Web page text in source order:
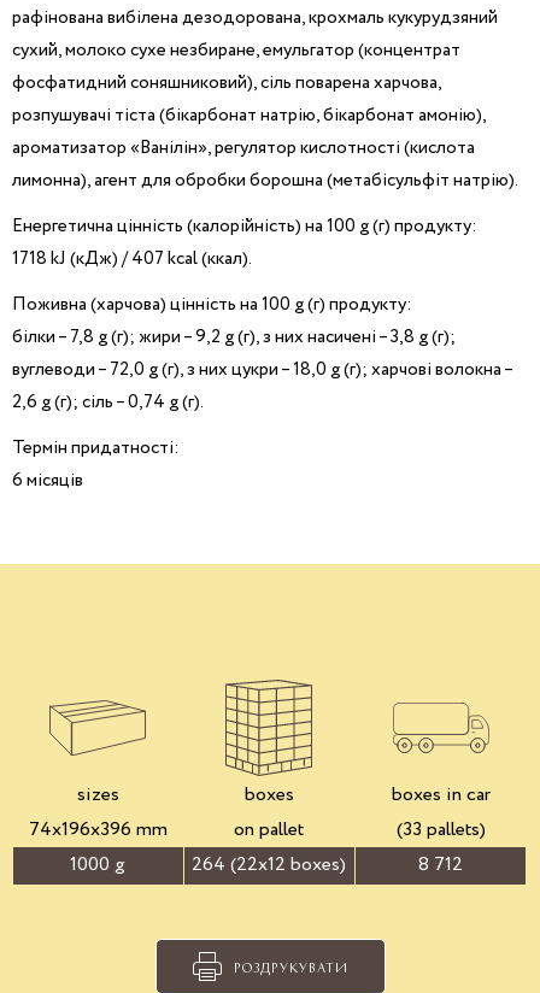
рафінована вибілена дезодорована, крохмаль кукурудзяний
сухий, молоко сухе незбиране, емульгатор (концентрат
фосфатидний соняшниковий), сіль поварена харчова,
розпушувачі тіста (бікарбонат натрію, бікарбонат амонію),
ароматизатор «Ванілін», регулятор кислотності (кислота
лимонна), агент для обробки борошна (метабісульфіт натрію).
Енергетична цінність (калорійність) на 100 g (г) продукту:
1718 kJ (кДж) / 407 kcal (ккaл).
Поживна (харчова) цінність на 100 g (г) продукту:
білки – 7,8 g (г); жири – 9,2 g (г), з них насичені – 3,8 g (г);
вуглеводи – 72,0 g (г), з них цукри – 18,0 g (г); харчові волокна –
2,6 g (г); сіль – 0,74 g (г).
Термін придатності:
6 місяців
sizes
74x196x396 mm
1000 g
boxes
on pallet
264 (22x12 boxes)
boxes in car
(33 pallets)
8 712
РОЗДРУКУВАТИ